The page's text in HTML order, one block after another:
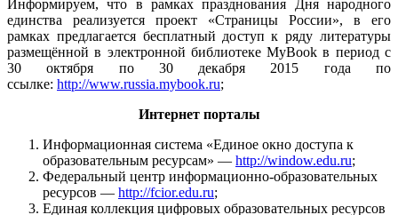
Информируем, что в рамках празднования Дня народного
единства реализуется проект «Страницы России», в его
рамках предлагается бесплатный доступ к ряду литературы
размещённой в электронной библиотеке MyBook в период с
30 октября по 30 декабря 2015 года по
ссылке: http://www.russia.mybook.ru;
Интернет порталы
Информационная система «Единое окно доступа к
образовательным ресурсам» — http://window.edu.ru;
Федеральный центр информационно-образовательных
ресурсов — http://fcior.edu.ru;
Единая коллекция цифровых образовательных ресурсов